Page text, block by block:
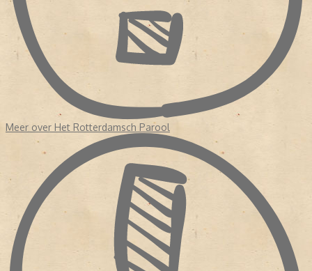
Meer over Het Rotterdamsch Parool